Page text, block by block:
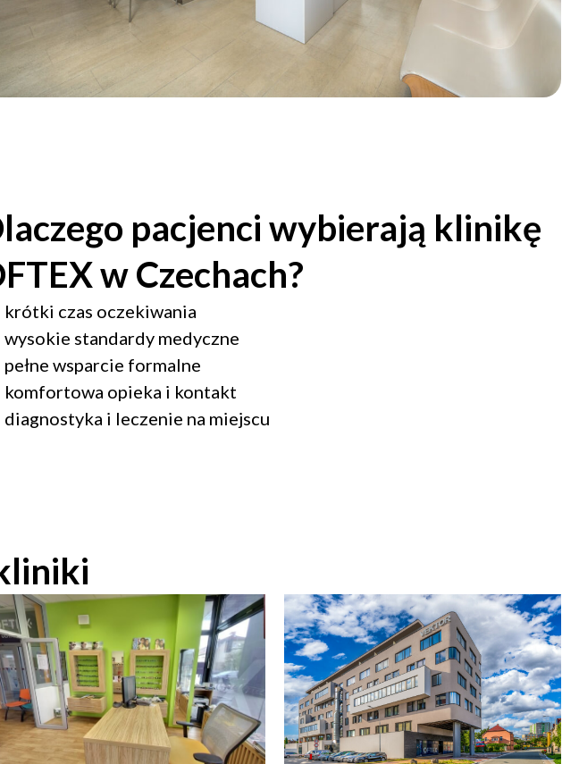
pacjenci wybierają klinikę
w Czechach?
krótki czas oczekiwania
wysokie standardy medyczne
pełne wsparcie formalne
komfortowa opieka i kontakt
diagnostyka i leczenie na miejscu